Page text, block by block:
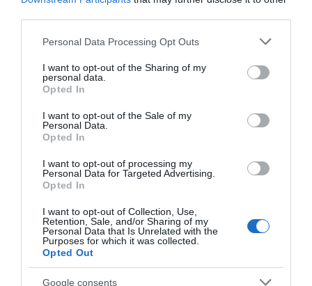
Please note that this website/app uses one or more Google
not limited to your visit or usage behaviour. You may click to
grant or deny consent to Google and its third-party tags to
use your data for below specified purposes in below Google
consent section.
Personal Data Processing Opt Outs
I want to opt-out of the Sharing of my
personal data.
Opted In
I want to opt-out of the Sale of my
Personal Data.
Opted In
I want to opt-out of processing my
Personal Data for Targeted Advertising.
Opted In
I want to opt-out of Collection, Use,
Retention, Sale, and/or Sharing of my
Personal Data that Is Unrelated with the
Purposes for which it was collected.
Opted Out
Google consents
Έρχεται το 9ο Αλιβεριώτικο
06.08.2026 | 14:00
Οταν ο Άγιος Ιωάννης ο Ρώσσος
έσωσε μια ολόκληρη περιοχή της
Εύβοιας από την φωτιά
06.08.2026 | 13:45
Νεότερα για τη φωτιά σε
06.08.2026 | 13:45
Καλοκαίρι στην Εύβοια χωρίς
«Ταβέρνα Ξενύχτη» δεν γίνεται!
ΠΕΡΙΣΣΟΤΕΡΑ ΑΠΟ ΕΙΔΗΣΕΙΣ ΕΥΒΟΙΑ
Χαλκίδα: Γυναίκα
έπεσε από την Υψηλή
Γέφυρα